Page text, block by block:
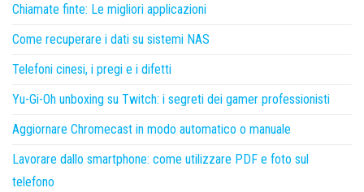
Chiamate finte: Le migliori applicazioni
Come recuperare i dati su sistemi NAS
Telefoni cinesi, i pregi e i difetti
Yu-Gi-Oh unboxing su Twitch: i segreti dei gamer professionisti
Aggiornare Chromecast in modo automatico o manuale
Lavorare dallo smartphone: come utilizzare PDF e foto sul
telefono